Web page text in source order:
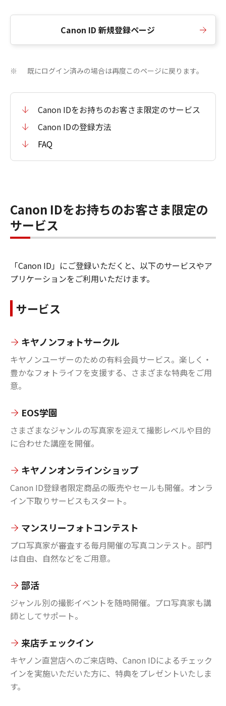
Canon ID 新規登録ページ
※ 既にログイン済みの場合は再度このページに戻ります。
Canon IDをお持ちのお客さま限定のサービス
Canon IDの登録方法
FAQ
Canon IDをお持ちのお客さま限定の
サービス
「Canon ID」にご登録いただくと、以下のサービスやア
プリケーションをご利用いただけます。
サービス
キヤノンフォトサークル
キヤノンユーザーのための有料会員サービス。楽しく・
豊かなフォトライフを支援する、さまざまな特典をご用
意。
EOS学園
さまざまなジャンルの写真家を迎えて撮影レベルや目的
に合わせた講座を開催。
キヤノンオンラインショップ
Canon ID登録者限定商品の販売やセールも開催。オンラ
イン下取りサービスもスタート。
マンスリーフォトコンテスト
プロ写真家が審査する毎月開催の写真コンテスト。部門
は自由、自然などをご用意。
部活
ジャンル別の撮影イベントを随時開催。プロ写真家も講
師としてサポート。
来店チェックイン
キヤノン直営店へのご来店時、Canon IDによるチェック
インを実施いただいた方に、特典をプレゼントいたしま
す。